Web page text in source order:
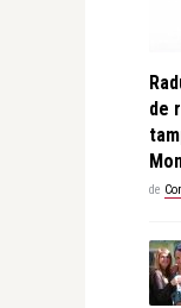
de
de